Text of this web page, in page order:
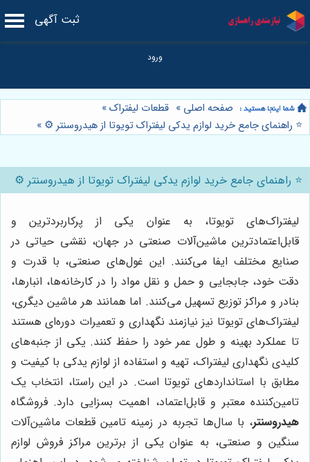
ثبت آگهی
صفحه اصلی » قطعات لیفتراک»
⭐️ راهنمای جامع خرید لوازم یدکی لیفتراک تویوتا از هیدروسنتر ⚙️ »
⭐️ راهنمای جامع خرید لوازم یدکی لیفتراک تویوتا از هیدروسنتر ⚙️
لیفتراک‌های تویوتا، به عنوان یکی از پرکاربردترین و
قابل‌اعتمادترین ماشین‌آلات صنعتی در جهان، نقشی حیاتی در
صنایع مختلف ایفا می‌کنند. این غول‌های صنعتی، با قدرت و
دقت خود، جابجایی و حمل و نقل مواد را در کارخانه‌ها، انبارها،
بنادر و مراکز توزیع تسهیل می‌کنند. اما همانند هر ماشین دیگری،
لیفتراک‌های تویوتا نیز نیازمند نگهداری و تعمیرات دوره‌ای هستند
تا عملکرد بهینه و طول عمر خود را حفظ کنند. یکی از جنبه‌های
کلیدی نگهداری لیفتراک، تهیه و استفاده از لوازم یدکی با کیفیت و
مطابق با استانداردهای تویوتا است. در این راستا، انتخاب یک
تامین‌کننده معتبر و قابل‌اعتماد، اهمیت بسزایی دارد. فروشگاه
هیدروسنتر، با سال‌ها تجربه در زمینه تامین قطعات ماشین‌آلات
سنگین و صنعتی، به عنوان یکی از برترین مراکز فروش لوازم